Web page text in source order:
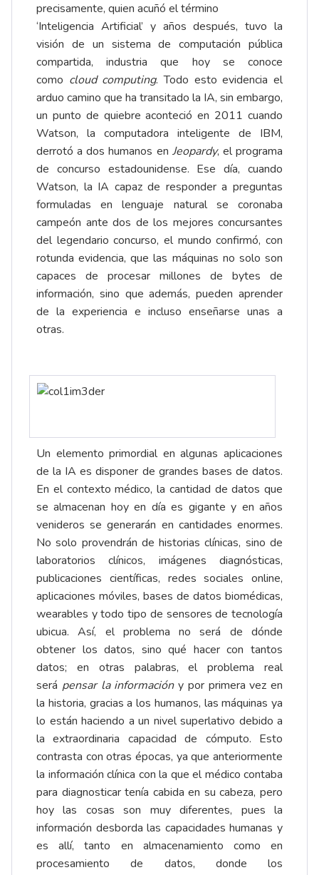
precisamente, quien acuñó el término
‘Inteligencia Artificial’ y años después, tuvo la
visión de un sistema de computación pública
compartida, industria que hoy se conoce
como cloud computing. Todo esto evidencia el
arduo camino que ha transitado la IA, sin embargo,
un punto de quiebre aconteció en 2011 cuando
Watson, la computadora inteligente de IBM,
derrotó a dos humanos en Jeopardy, el programa
de concurso estadounidense. Ese día, cuando
Watson, la IA capaz de responder a preguntas
formuladas en lenguaje natural se coronaba
campeón ante dos de los mejores concursantes
del legendario concurso, el mundo confirmó, con
rotunda evidencia, que las máquinas no solo son
capaces de procesar millones de bytes de
información, sino que además, pueden aprender
de la experiencia e incluso enseñarse unas a
otras.
Un elemento primordial en algunas aplicaciones
de la IA es disponer de grandes bases de datos.
En el contexto médico, la cantidad de datos que
se almacenan hoy en día es gigante y en años
venideros se generarán en cantidades enormes.
No solo provendrán de historias clínicas, sino de
laboratorios clínicos, imágenes diagnósticas,
publicaciones científicas, redes sociales online,
aplicaciones móviles, bases de datos biomédicas,
wearables y todo tipo de sensores de tecnología
ubicua. Así, el problema no será de dónde
obtener los datos, sino qué hacer con tantos
datos; en otras palabras, el problema real
será pensar la informacióny por primera vez en
la historia, gracias a los humanos, las máquinas ya
lo están haciendo a un nivel superlativo debido a
la extraordinaria capacidad de cómputo. Esto
contrasta con otras épocas, ya que anteriormente
la información clínica con la que el médico contaba
para diagnosticar tenía cabida en su cabeza, pero
hoy las cosas son muy diferentes, pues la
información desborda las capacidades humanas y
es allí, tanto en almacenamiento como en
procesamiento de datos, donde los